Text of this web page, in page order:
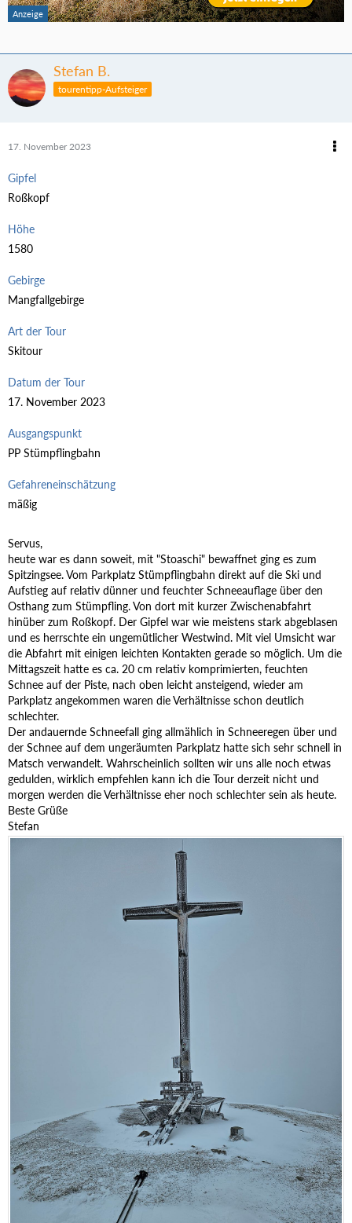
Stefan B.
tourentipp-Aufsteiger
17. November 2023
Gipfel
Roßkopf
Höhe
1580
Gebirge
Mangfallgebirge
Art der Tour
Skitour
Datum der Tour
17. November 2023
Ausgangspunkt
PP Stümpflingbahn
Gefahreneinschätzung
mäßig
Servus,
heute war es dann soweit, mit "Stoaschi" bewaffnet ging es zum
Spitzingsee. Vom Parkplatz Stümpflingbahn direkt auf die Ski und
Aufstieg auf relativ dünner und feuchter Schneeauflage über den
Osthang zum Stümpfling. Von dort mit kurzer Zwischenabfahrt
hinüber zum Roßkopf. Der Gipfel war wie meistens stark abgeblasen
und es herrschte ein ungemütlicher Westwind. Mit viel Umsicht war
die Abfahrt mit einigen leichten Kontakten gerade so möglich. Um die
Mittagszeit hatte es ca. 20 cm relativ komprimierten, feuchten
Schnee auf der Piste, nach oben leicht ansteigend, wieder am
Parkplatz angekommen waren die Verhältnisse schon deutlich
schlechter.
Der andauernde Schneefall ging allmählich in Schneeregen über und
der Schnee auf dem ungeräumten Parkplatz hatte sich sehr schnell in
Matsch verwandelt. Wahrscheinlich sollten wir uns alle noch etwas
gedulden, wirklich empfehlen kann ich die Tour derzeit nicht und
morgen werden die Verhältnisse eher noch schlechter sein als heute.
Beste Grüße
Stefan